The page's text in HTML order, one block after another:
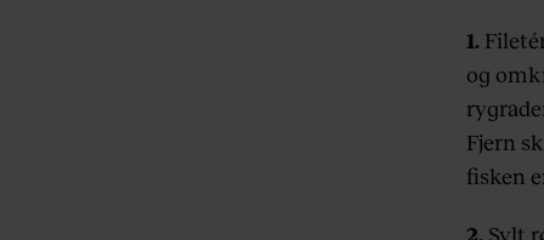
1.
og
Fjern
fisken
2. Sylt